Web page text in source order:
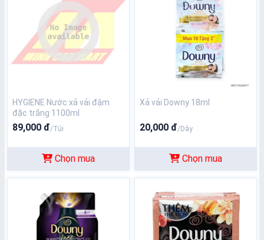
HYGIENE Nước xả vải đậm
đặc trắng 1100ml
89,000 đ/Túi
Chọn mua
Xả vải Downy 18ml
20,000 đ/Dây
Chọn mua